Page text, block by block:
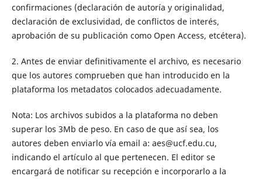
confirmaciones (declaración de autoría y originalidad,
declaración de exclusividad, de conflictos de interés,
aprobación de su publicación como Open Access, etcétera).
2. Antes de enviar definitivamente el archivo, es necesario
que los autores comprueben que han introducido en la
plataforma los metadatos colocados adecuadamente.
Nota: Los archivos subidos a la plataforma no deben
superar los 3Mb de peso. En caso de que así sea, los
autores deben enviarlo vía email a: aes@ucf.edu.cu,
indicando el artículo al que pertenecen. El editor se
encargará de notificar su recepción e incorporarlo a la